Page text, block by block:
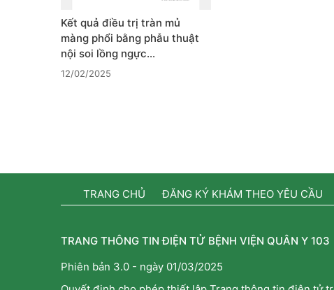
Kết quả điều trị tràn mủ
màng phổi bằng phẫu thuật
nội soi lồng ngực…
12/02/2025
TRANG CHỦ ĐĂNG KÝ KHÁM THEO YÊU CẦU
TRANG THÔNG TIN ĐIỆN TỬ BỆNH VIỆN QUÂN Y 103
Phiên bản 3.0 - ngày 01/03/2025